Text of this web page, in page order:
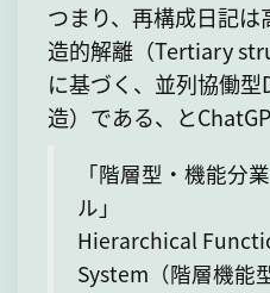
つまり、再構成日記
造的解離（Tertiary
に基づく、並列協働
造）である、と
「階層型・機能分
ル」
Hierarchical
System（階層機能